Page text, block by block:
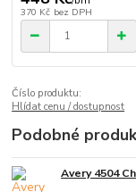
370 Kč bez DPH
Číslo produktu:
Hlídat cenu / dostupnost
Podobné
Avery 4504